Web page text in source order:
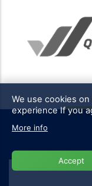
We use cookies
experienceIf you
More info
Accept